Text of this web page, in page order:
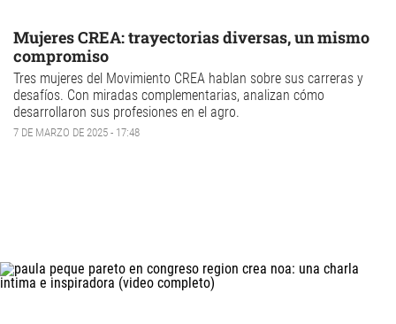
Mujeres CREA: trayectorias diversas, un mismo
compromiso
Tres mujeres del Movimiento CREA hablan sobre sus carreras y
desafíos. Con miradas complementarias, analizan cómo
desarrollaron sus profesiones en el agro.
7 DE MARZO DE 2025 - 17:48